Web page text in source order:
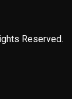
Reserved.